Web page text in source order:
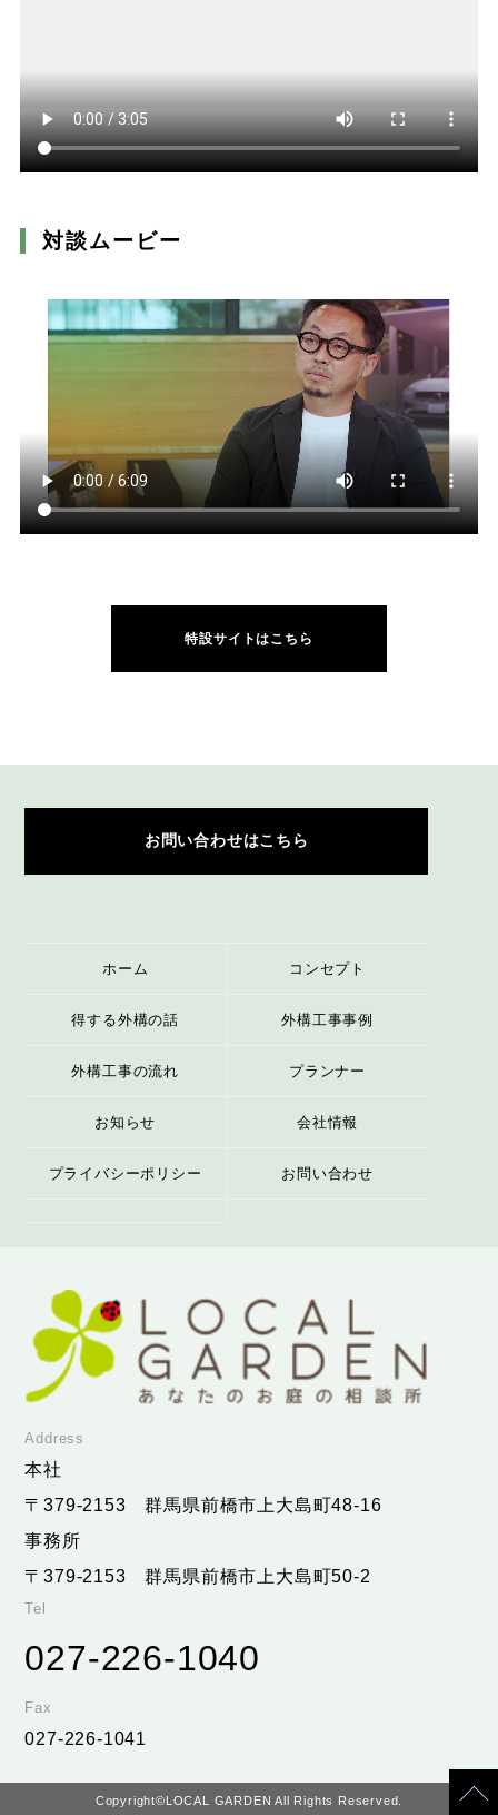
対談ムービー
特設サイトはこちら
お問い合わせはこちら
ホーム コンセプト
得する外構の話 外構工事事例
外構工事の流れ プランナー
お知らせ 会社情報
プライバシーポリシー お問い合わせ
Address
本社
〒379-2153群馬県前橋市上大島町48-16
事務所
〒379-2153群馬県前橋市上大島町50-2
Tel
027-226-1040
Fax
027-226-1041
Copyright©LOCAL GARDEN All Rights Reserved.